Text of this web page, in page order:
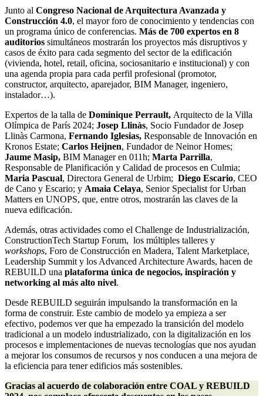
Junto al Congreso Nacional de Arquitectura Avanzada y
Construcción 4.0, el mayor foro de conocimiento y tendencias con
un programa único de conferencias. Más de 700 expertos en 8
auditorios simultáneos mostrarán los proyectos más disruptivos y
casos de éxito para cada segmento del sector de la edificación
(vivienda, hotel, retail, oficina, sociosanitario e institucional) y con
una agenda propia para cada perfil profesional (promotor,
constructor, arquitecto, aparejador, BIM Manager, ingeniero,
instalador…).
Expertos de la talla de Dominique Perrault, Arquitecto de la Villa
Olímpica de París 2024; Josep Llinàs, Socio Fundador de Josep
Llinàs Carmona, Fernando Iglesias, Responsable de Innovación en
Kronos Estate; Carlos Heijnen, Fundador de Neinor Homes;
Jaume Masip, BIM Manager en 011h; Marta Parrilla,
Responsable de Planificación y Calidad de procesos en Culmia;
Maria Pascual, Directora General de Urbim; Diego Escario, CEO
de Cano y Escario; y Amaia Celaya, Senior Specialist for Urban
Matters en UNOPS, que, entre otros, mostrarán las claves de la
nueva edificación.
Además, otras actividades como el Challenge de Industrialización,
ConstructionTech Startup Forum, los múltiples talleres y
workshops, Foro de Construcción en Madera, Talent Marketplace,
Leadership Summit y los Advanced Architecture Awards, hacen de
REBUILD una plataforma única de negocios, inspiración y
networking al más alto nivel.
Desde REBUILD seguirán impulsando la transformación en la
forma de construir. Este cambio de modelo ya empieza a ser
efectivo, podemos ver que ha empezado la transición del modelo
tradicional a un modelo industrializado, con la digitalización en los
procesos e implementaciones de nuevas tecnologías que nos ayudan
a mejorar los consumos de recursos y nos conducen a una mejora de
la eficiencia para tener edificios más sostenibles.
Gracias al acuerdo de colaboración entre COAL y REBUILD